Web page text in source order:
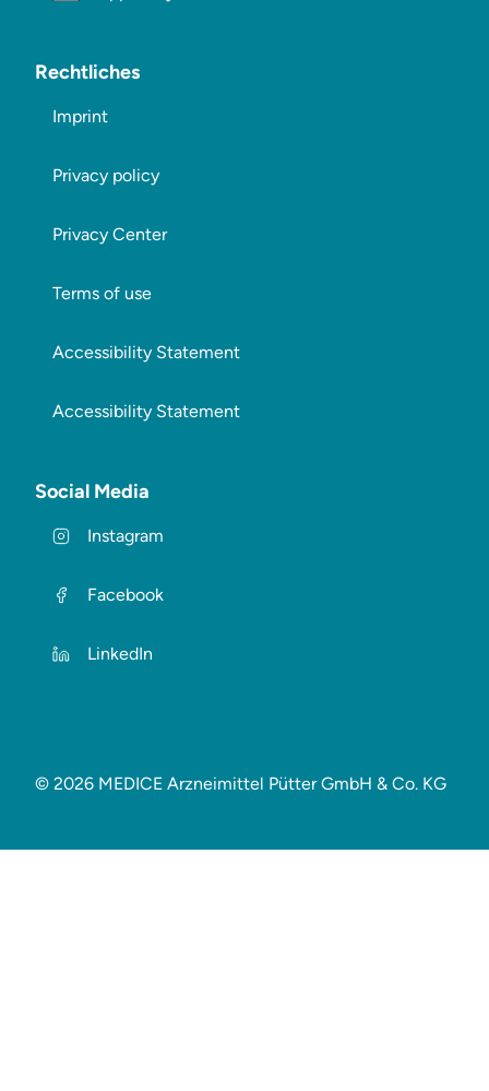
Rechtliches
Imprint
Privacy policy
Privacy Center
Terms of use
Accessibility Statement
Accessibility Statement
Social Media
Instagram
Facebook
LinkedIn
© 2026 MEDICE Arzneimittel Pütter GmbH & Co. KG